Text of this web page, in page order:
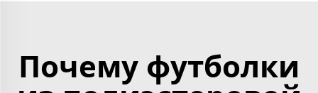
Почему футболки